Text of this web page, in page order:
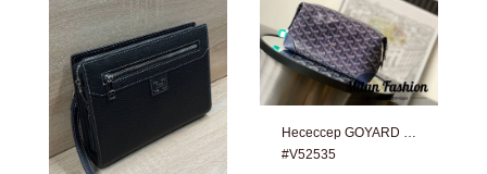
Несессер GOYARD …
#V52535